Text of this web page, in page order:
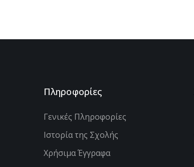
Πληροφορίες
Γενικές Πληροφορίες
Ιστορία της Σχολής
Χρήσιμα Έγγραφα